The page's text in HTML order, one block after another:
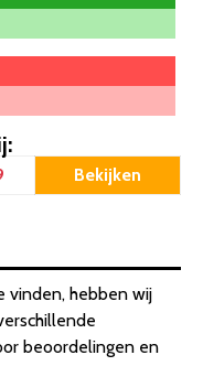
Bekijken
hebben wij
beoordelingen en